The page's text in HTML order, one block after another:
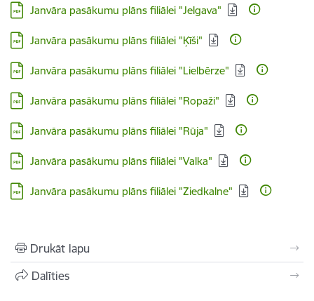
Lejupielādēt:
Janvāra pasākumu plāns filiālei "Jelgava"
Lejupielādēt:
Janvāra pasākumu plāns filiālei "Ķīši"
Lejupielādēt:
Janvāra pasākumu plāns filiālei "Lielbērze"
Lejupielādēt:
Janvāra pasākumu plāns filiālei "Ropaži"
Lejupielādēt:
Janvāra pasākumu plāns filiālei "Rūja"
Lejupielādēt:
Janvāra pasākumu plāns filiālei "Valka"
Lejupielādēt:
Janvāra pasākumu plāns filiālei "Ziedkalne"
Drukāt lapu
Dalīties